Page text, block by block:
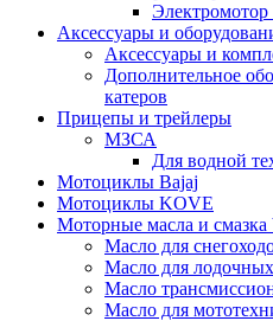
Аксессуары и
Аксессуары и
Дополнительное
катеров
Прицепы и трейлеры
МЗСА
Для водной
Мотоциклы Bajaj
Мотоциклы KOVE
Моторные масла и
Масло для
Масло для
Масло
Масло для